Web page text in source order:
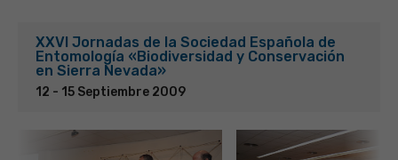
XXVI Jornadas de la Sociedad Española de
Entomología «Biodiversidad y Conservación
en Sierra Nevada»
12 - 15 Septiembre 2009